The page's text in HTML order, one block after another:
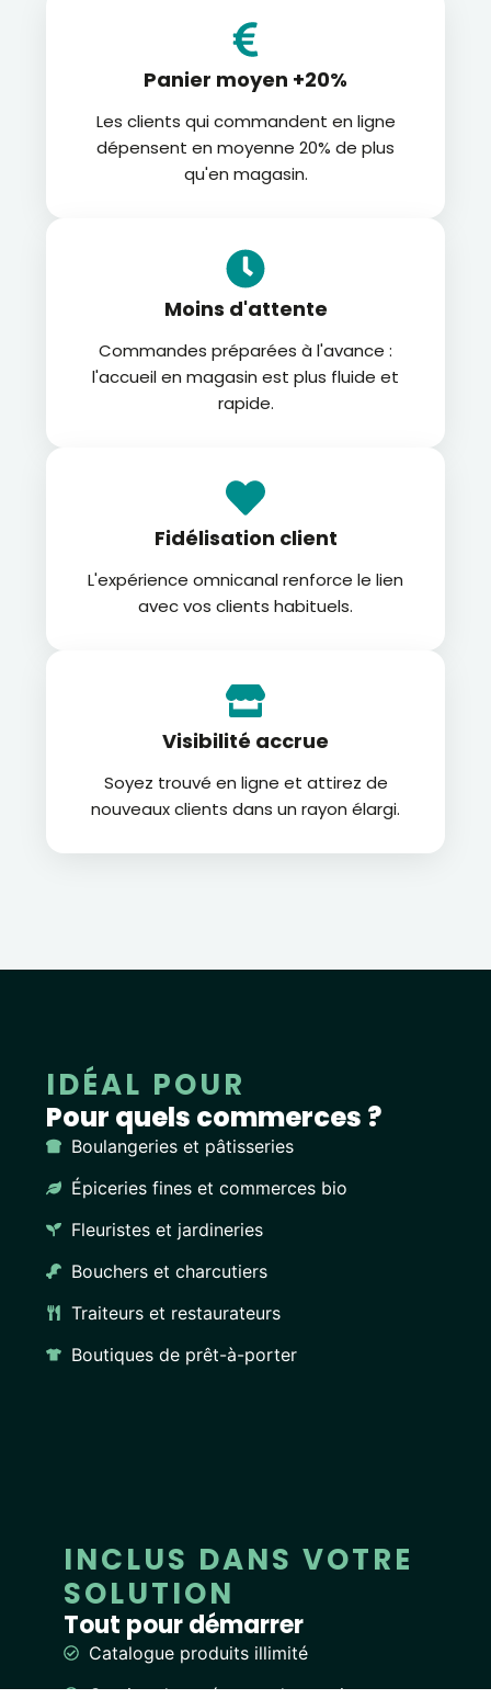
Panier moyen +20%
Les clients qui commandent en ligne
dépensent en moyenne 20% de plus
qu'en magasin.
Moins d'attente
Commandes préparées à l'avance :
l'accueil en magasin est plus fluide et
rapide.
Fidélisation client
L'expérience omnicanal renforce le lien
avec vos clients habituels.
Visibilité accrue
Soyez trouvé en ligne et attirez de
nouveaux clients dans un rayon élargi.
IDÉAL POUR
Pour quels commerces ?
Boulangeries et pâtisseries
Épiceries fines et commerces bio
Fleuristes et jardineries
Bouchers et charcutiers
Traiteurs et restaurateurs
Boutiques de prêt-à-porter
INCLUS DANS VOTRE
SOLUTION
Tout pour démarrer
Catalogue produits illimité